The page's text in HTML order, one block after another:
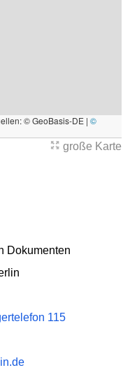
© GeoBasis-DE | ©
große Karte
Dokumenten
115